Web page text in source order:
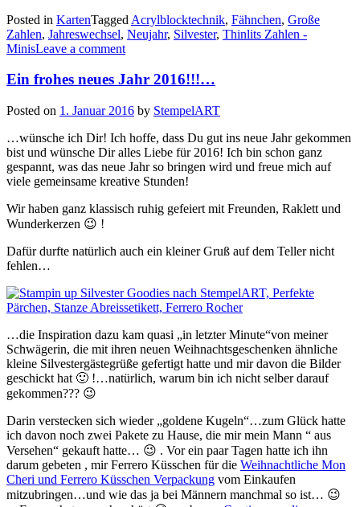
und
Gesundheit
für
Jahr
Posted in KartenTagged Acrylblocktechnik, Fähnchen, Große
Zahlen, Jahreswechsel, Neujahr, Silvester, Thinlits Zahlen -
MinisLeave a comment
Ein frohes neues Jahr 2016!!!…
Posted on 1. Januar 2016 by StempelART
…wünsche ich Dir! Ich hoffe, dass Du gut ins neue Jahr gekommen
bist und wünsche Dir alles Liebe für 2016! Ich bin schon ganz
gespannt, was das neue Jahr so bringen wird und freue mich auf
viele gemeinsame kreative Stunden!
Wir haben ganz klassisch ruhig gefeiert mit Freunden, Raklett und
Wunderkerzen 😉 !
Dafür durfte natürlich auch ein kleiner Gruß auf dem Teller nicht
fehlen…
…die Inspiration dazu kam quasi „in letzter Minute“von meiner
Schwägerin, die mit ihren neuen Weihnachtsgeschenken ähnliche
kleine Silvestergästegrüße gefertigt hatte und mir davon die Bilder
geschickt hat 🙂 !…natürlich, warum bin ich nicht selber darauf
gekommen??? 😉
Darin verstecken sich wieder „goldene Kugeln“…zum Glück hatte
ich davon noch zwei Pakete zu Hause, die mir mein Mann “ aus
Versehen“ gekauft hatte… 😉 . Vor ein paar Tagen hatte ich ihn
darum gebeten , mir Ferrero Küsschen für die Weihnachtliche Mon
Cheri und Ferrero Küsschen Verpackung vom Einkaufen
mitzubringen…und wie das ja bei Männern manchmal so ist… 😉